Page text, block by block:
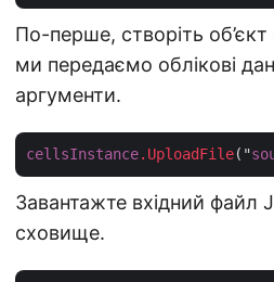
По-перше, створіть
ми передаємо облікові
аргументи.
cellsInstance.UploadFile("
Завантажте вхідний файл
сховище.